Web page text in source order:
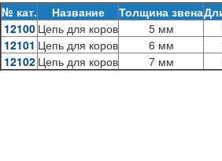
№ кат. Название Толщина звена
12100 Цепь для коров 5 мм
12101 Цепь для коров 6 мм
12102 Цепь для коров 7 мм